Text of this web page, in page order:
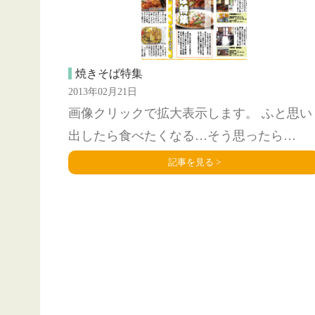
焼きそば特集
2013年02月21日
画像クリックで拡大表示します。 ふと思い
出したら食べたくなる…そう思ったら…
記事を見る >